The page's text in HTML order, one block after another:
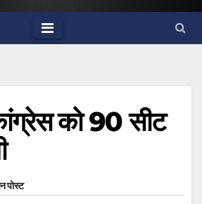
को 90 सीट
पोस्ट